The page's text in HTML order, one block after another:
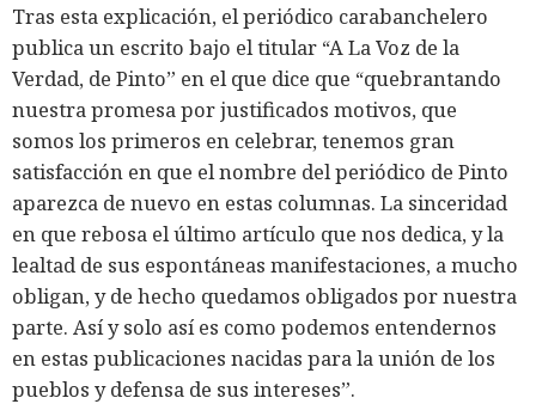
Tras esta explicación, el periódico carabanchelero
publica un escrito bajo el titular “A La Voz de la
Verdad, de Pinto” en el que dice que “quebrantando
nuestra promesa por justificados motivos, que
somos los primeros en celebrar, tenemos gran
satisfacción en que el nombre del periódico de Pinto
aparezca de nuevo en estas columnas. La sinceridad
en que rebosa el último artículo que nos dedica, y la
lealtad de sus espontáneas manifestaciones, a mucho
obligan, y de hecho quedamos obligados por nuestra
parte. Así y solo así es como podemos entendernos
en estas publicaciones nacidas para la unión de los
pueblos y defensa de sus intereses”.